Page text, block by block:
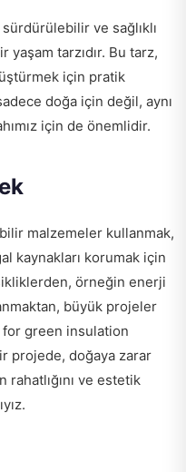
sürdürülebilir ve sağlıklı
tarzıdır. Bu tarz,
için pratik
doğa için değil, aynı
için de önemlidir.
malzemeler kullanmak,
kaynakları korumak için
örneğin enerji
büyük projeler
green insulation
projede, doğaya zarar
rahatlığını ve estetik